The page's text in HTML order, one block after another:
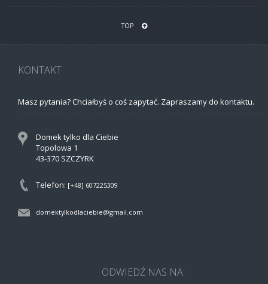
TOP
KONTAKT
Masz pytania? Chciałbyś o coś zapytać. Zapraszamy do kontaktu.
Domek tylko dla Ciebie
Topolowa 1
43-370 SZCZYRK
Telefon: [+48] 607225309
domektylkodlaciebie@gmail.com
ODWIEDŹ NAS NA: